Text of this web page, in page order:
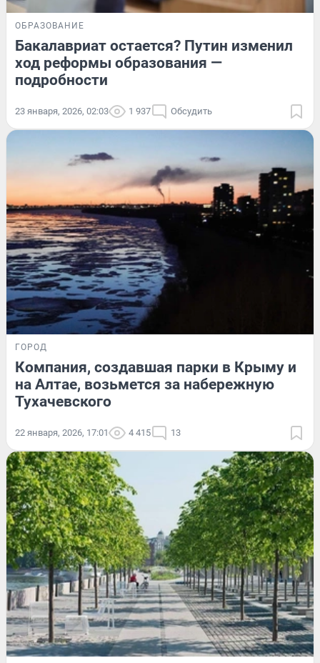
ОБРАЗОВАНИЕ
Бакалавриат остается? Путин изменил
ход реформы образования —
подробности
23 января, 2026, 02:03 1 937 Обсудить
ГОРОД
Компания, создавшая парки в Крыму и
на Алтае, возьмется за набережную
Тухачевского
22 января, 2026, 17:01 4 415 13